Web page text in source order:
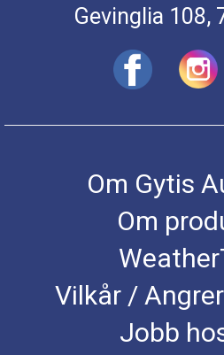
Gevinglia 108,
Om Gytis
Om
Vilkår /
Jobb